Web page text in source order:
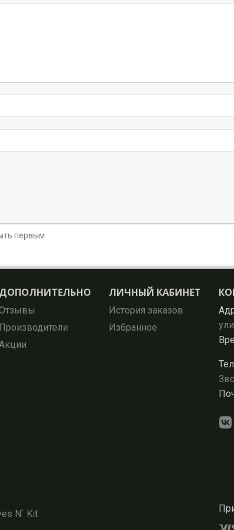
первым.
ДОПОЛНИТЕЛЬНО
Производители
ЛИЧНЫЙ КАБИНЕТ
История заказов
Избранное
N` Kit